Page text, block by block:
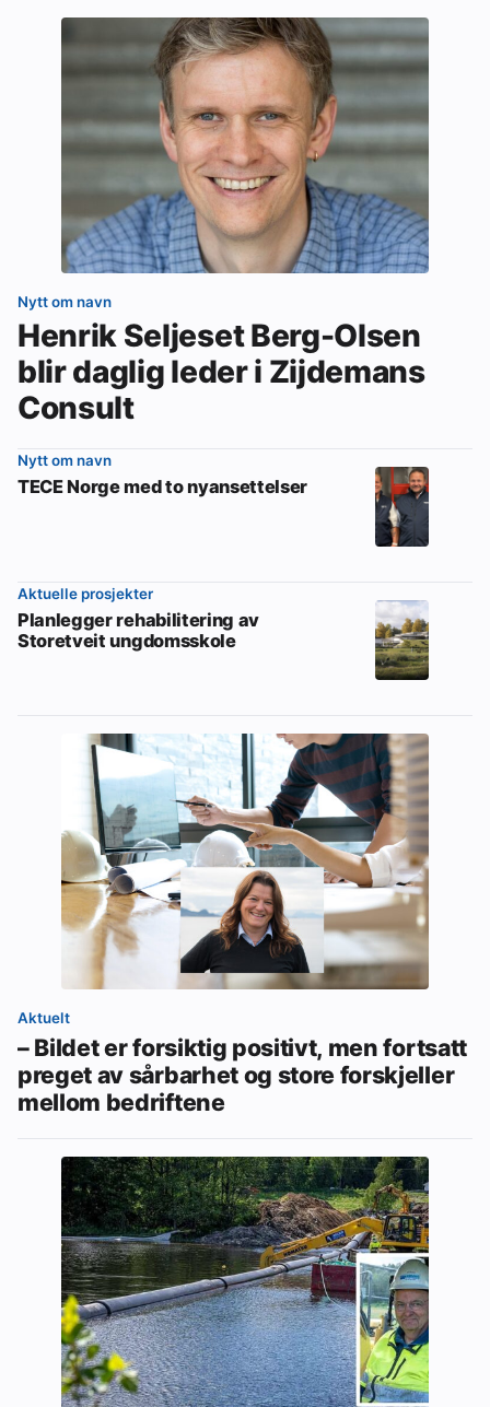
Nytt om navn
Henrik Seljeset Berg-Olsen
blir daglig leder i Zijdemans
Consult
Nytt om navn
TECE Norge med to nyansettelser
Aktuelle prosjekter
Planlegger rehabilitering av
Storetveit ungdomsskole
Aktuelt
– Bildet er forsiktig positivt, men fortsatt
preget av sårbarhet og store forskjeller
mellom bedriftene